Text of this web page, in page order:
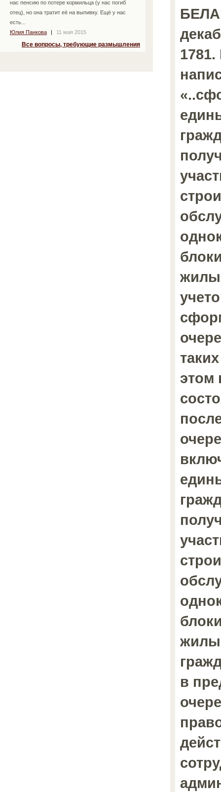
нас пенсию по потере кормильца (у нас погиб
отец), но она тратит её на выпивку. Ещё у нас
есть...
Юлия Панкова
11 мая 2015
Все вопросы, требующие размышления
1781.
этом
в